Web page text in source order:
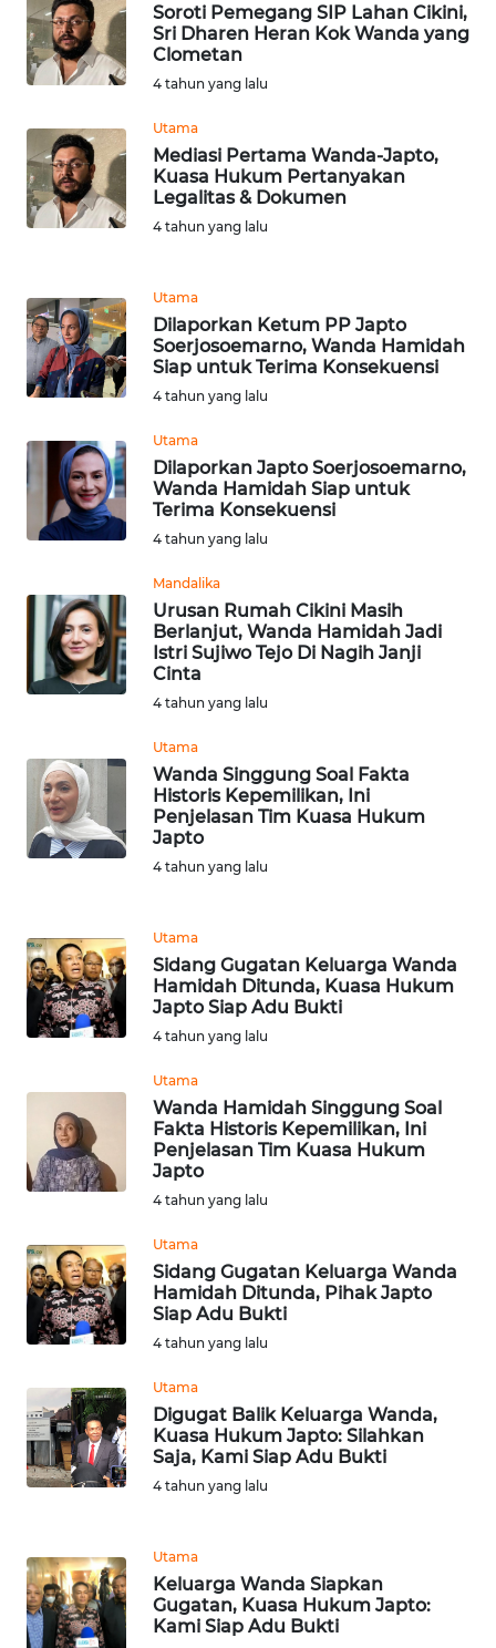
Soroti Pemegang SIP Lahan Cikini,
Sri Dharen Heran Kok Wanda yang
Clometan
4 tahun yang lalu
Utama
Mediasi Pertama Wanda-Japto,
Kuasa Hukum Pertanyakan
Legalitas & Dokumen
4 tahun yang lalu
Utama
Dilaporkan Ketum PP Japto
Soerjosoemarno, Wanda Hamidah
Siap untuk Terima Konsekuensi
4 tahun yang lalu
Utama
Dilaporkan Japto Soerjosoemarno,
Wanda Hamidah Siap untuk
Terima Konsekuensi
4 tahun yang lalu
Mandalika
Urusan Rumah Cikini Masih
Berlanjut, Wanda Hamidah Jadi
Istri Sujiwo Tejo Di Nagih Janji
Cinta
4 tahun yang lalu
Utama
Wanda Singgung Soal Fakta
Historis Kepemilikan, Ini
Penjelasan Tim Kuasa Hukum
Japto
4 tahun yang lalu
Utama
Sidang Gugatan Keluarga Wanda
Hamidah Ditunda, Kuasa Hukum
Japto Siap Adu Bukti
4 tahun yang lalu
Utama
Wanda Hamidah Singgung Soal
Fakta Historis Kepemilikan, Ini
Penjelasan Tim Kuasa Hukum
Japto
4 tahun yang lalu
Utama
Sidang Gugatan Keluarga Wanda
Hamidah Ditunda, Pihak Japto
Siap Adu Bukti
4 tahun yang lalu
Utama
Digugat Balik Keluarga Wanda,
Kuasa Hukum Japto: Silahkan
Saja, Kami Siap Adu Bukti
4 tahun yang lalu
Utama
Keluarga Wanda Siapkan
Gugatan, Kuasa Hukum Japto:
Kami Siap Adu Bukti
WN
PAPUA
WN
PAPUA
BARAT
WN
WN
SERAMBI
WN
WN
SULTRA
WN
SULTENG
WN
BABEL
WN
SUMSEL
WN
LAMPUNG
WN
NUSANTARA
JOGJA
WN
JATIM
BALI
WN